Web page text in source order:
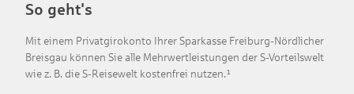
So geht's
Mit einem Privatgirokonto Ihrer Sparkasse Freiburg-Nördlicher
Breisgau können Sie alle Mehrwertleistungen der S-Vorteilswelt
wie z. B. die S-Reisewelt kostenfrei nutzen.¹